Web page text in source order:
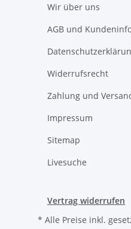
Wir über uns
AGB und
Widerrufsrecht
Zahlung und
Impressum
Sitemap
Livesuche
Vertrag widerrufen
* Alle Preise inkl.